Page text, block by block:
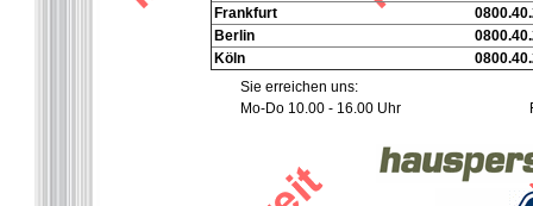
Frankfurt
Berlin
Köln
Sie erreichen uns:
Mo-Do 10.00 - 16.00 Uhr